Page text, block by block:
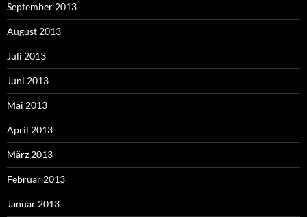
September 2013
August 2013
Juli 2013
Juni 2013
Mai 2013
April 2013
März 2013
Februar 2013
Januar 2013